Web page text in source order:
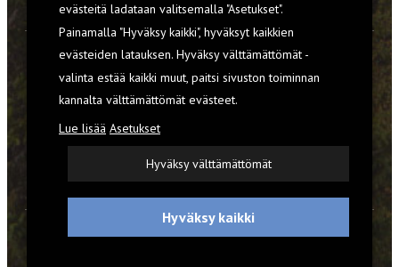
TILAA RETKI-LEHTI
YHTEYSTIEDOT
REKISTERISELOSTE
EVÄSTEET
evästeitä ladataan valitsemalla "Asetukset".
Painamalla "Hyväksy kaikki", hyväksyt kaikkien
evästeiden latauksen. Hyväksy välttämättömät -
valinta estää kaikki muut, paitsi sivuston toiminnan
kannalta välttämättömät evästeet.
Lue lisää Asetukset
Hyväksy välttämättömät
Hyväksy kaikki